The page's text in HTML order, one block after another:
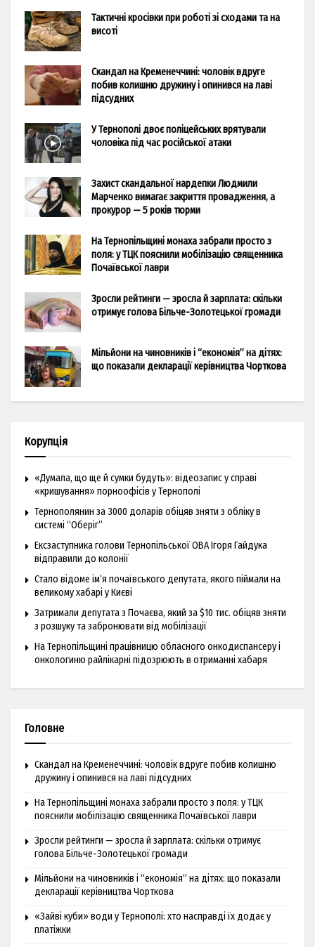
Тактичні кросівки при роботі зі сходами та на
висоті
Скандал на Кременеччині: чоловік вдруге
побив колишню дружину і опинився на лаві
підсудних
У Тернополі двоє поліцейських врятували
чоловіка під час російської атаки
Захист скандальної нардепки Людмили
Марченко вимагає закриття провадження, а
прокурор — 5 років тюрми
На Тернопільщині монаха забрали просто з
поля: у ТЦК пояснили мобілізацію священника
Почаївської лаври
Зросли рейтинги — зросла й зарплата: скільки
отримує голова Більче-Золотецької громади
Мільйони на чиновників і “економія” на дітях:
що показали декларації керівництва Чорткова
Корупція
«Думала, що ще й сумки будуть»: відеозапис у справі
«кришування» порноофісів у Тернополі
Тернополянин за 3000 доларів обіцяв зняти з обліку в
системі “Оберіг”
Ексзаступника голови Тернопільської ОВА Ігоря Гайдука
відправили до колонії
Стало відоме ім’я почаївського депутата, якого піймали на
великому хабарі у Києві
Затримали депутата з Почаєва, який за $10 тис. обіцяв зняти
з розшуку та забронювати від мобілізації
На Тернопільщині працівницю обласного онкодиспансеру і
онкологиню райлікарні підозрюють в отриманні хабаря
Головне
Скандал на Кременеччині: чоловік вдруге побив колишню
дружину і опинився на лаві підсудних
На Тернопільщині монаха забрали просто з поля: у ТЦК
пояснили мобілізацію священника Почаївської лаври
Зросли рейтинги — зросла й зарплата: скільки отримує
голова Більче-Золотецької громади
Мільйони на чиновників і “економія” на дітях: що показали
декларації керівництва Чорткова
«Зайві куби» води у Тернополі: хто насправді їх додає у
платіжки